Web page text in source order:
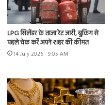
LPG सिलेंडर के ताजा रेट जारी, बुकिंग से
पहले चेक करें अपने शहर की कीमत
14 July 2026 - 9:05 AM